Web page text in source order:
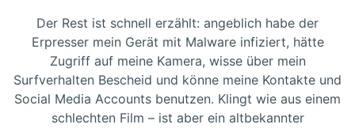
Der Rest ist schnell erzählt: angeblich habe der
Erpresser mein Gerät mit Malware infiziert, hätte
Zugriff auf meine Kamera, wisse über mein
Surfverhalten Bescheid und könne meine Kontakte und
Social Media Accounts benutzen. Klingt wie aus einem
schlechten Film – ist aber ein altbekannter